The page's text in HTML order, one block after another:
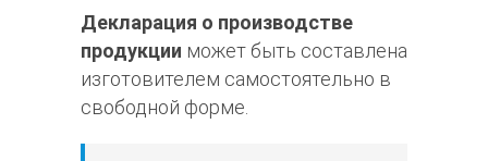
Декларация о производстве
продукции может быть составлена
изготовителем самостоятельно в
свободной форме.